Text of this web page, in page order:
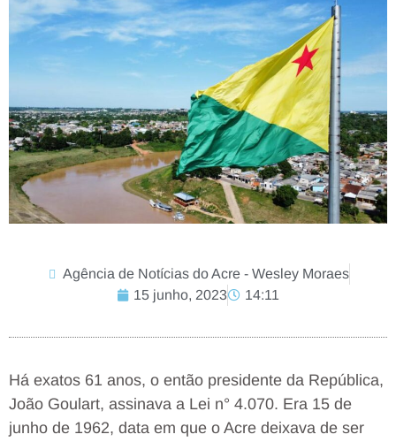
Agência de Notícias do Acre - Wesley Moraes
15 junho, 2023
14:11
Há exatos 61 anos, o então presidente da República,
João Goulart, assinava a Lei n° 4.070. Era 15 de
junho de 1962, data em que o Acre deixava de ser